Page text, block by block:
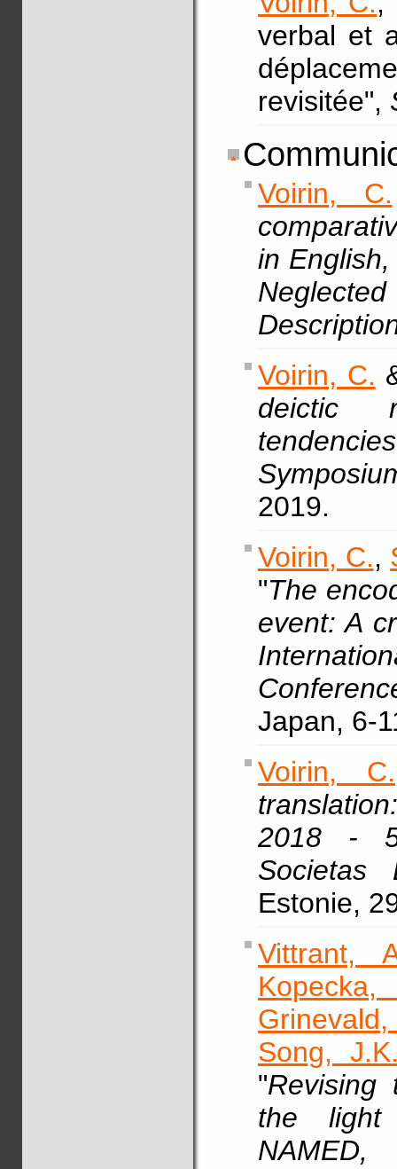
verbal et
revisitée",
Voirin, C.
in
Voirin, C.
deictic
2019.
Voirin, C.,
"The
event: A
Japan, 6-
Voirin, C.
2018 -
Societas
Estonie,
Vittrant,
Grinevald,
Song,
"Revising
the light